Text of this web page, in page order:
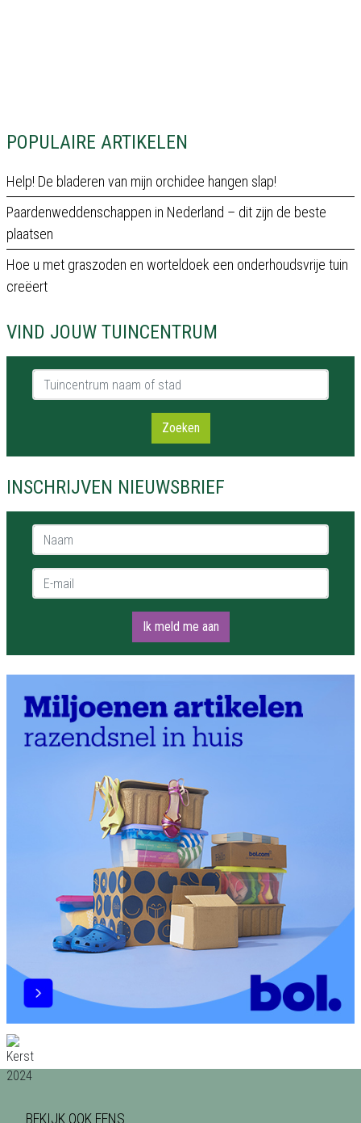
POPULAIRE ARTIKELEN
Help! De bladeren van mijn orchidee hangen slap!
Paardenweddenschappen in Nederland – dit zijn de beste
plaatsen
Hoe u met graszoden en worteldoek een onderhoudsvrije tuin
creëert
VIND JOUW TUINCENTRUM
Tuincentrum naam of stad
Zoeken
INSCHRIJVEN NIEUWSBRIEF
Naam *
E-mail *
Ik meld me aan
BEKIJK OOK EENS